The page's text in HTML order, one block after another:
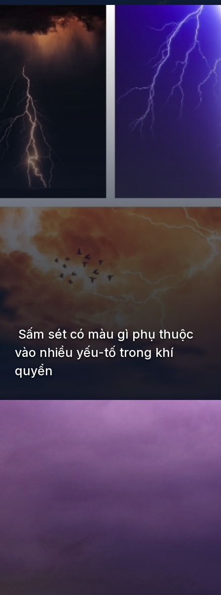
Đang mở
Sấm sét có màu gì phụ thuộc
vào nhiều yếu-tố trong khí
quyển